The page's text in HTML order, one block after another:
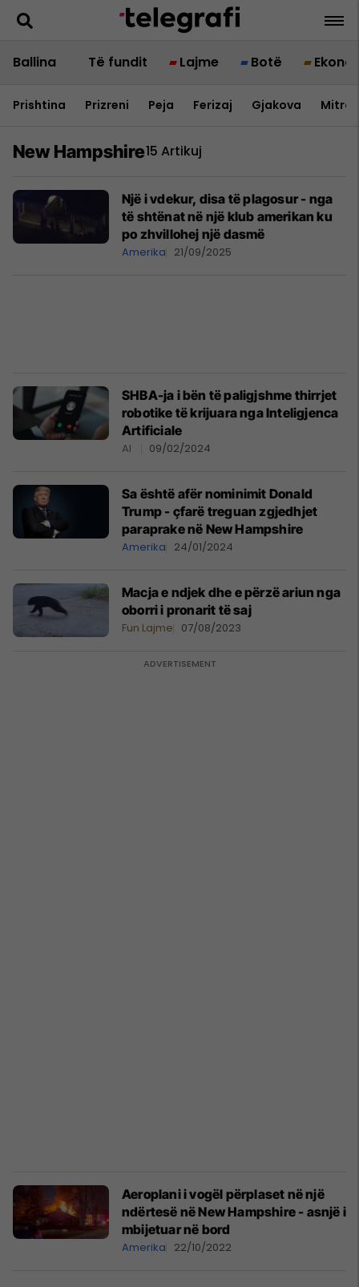
Ballina Të fundit Lajme Botë
Prishtina Prizreni Peja Ferizaj Gjakova
New Hampshire15 Artikuj
Një i vdekur, disa të plagosur - nga
të shtënat në një klub amerikan ku
po zhvillohej një dasmë
Amerika 21/09/2025
SHBA-ja i bën të paligjshme thirrjet
robotike të krijuara nga Inteligjenca
Artificiale
AI 09/02/2024
Sa është afër nominimit Donald
Trump - çfarë treguan zgjedhjet
paraprake në New Hampshire
Amerika 24/01/2024
Macja e ndjek dhe e përzë ariun nga
oborri i pronarit të saj
Fun Lajme 07/08/2023
Aeroplani i vogël përplaset në një
ndërtesë në New Hampshire - asnjë i
mbijetuar në bord
Amerika 22/10/2022